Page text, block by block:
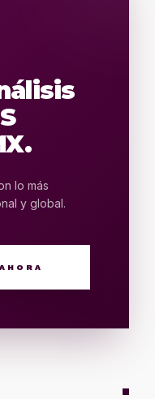
lo más
y global.